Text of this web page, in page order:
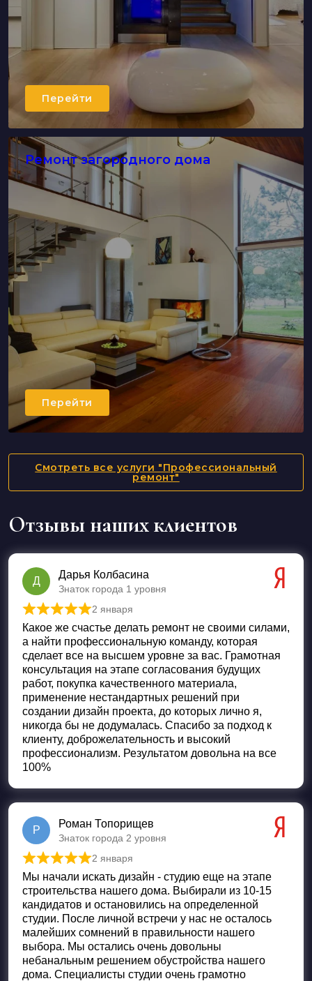
Перейти
Ремонт загородного дома
Перейти
Смотреть все услуги "Профессиональный
ремонт"
Отзывы наших клиентов
Д
Дарья Колбасина
Знаток города 1 уровня
Оценка 5из 5
2 января
Какое же счастье делать ремонт не своими силами,
а найти профессиональную команду, которая
сделает все на высшем уровне за вас. Грамотная
консультация на этапе согласования будущих
работ, покупка качественного материала,
применение нестандартных решений при
создании дизайн проекта, до которых лично я,
никогда бы не додумалась. Спасибо за подход к
клиенту, доброжелательность и высокий
профессионализм. Результатом довольна на все
100%
Р
Роман Топорищев
Знаток города 2 уровня
Оценка 5из 5
2 января
Мы начали искать дизайн - студию еще на этапе
строительства нашего дома. Выбирали из 10-15
кандидатов и остановились на определенной
студии. После личной встречи у нас не осталось
малейших сомнений в правильности нашего
выбора. Мы остались очень довольны
небанальным решением обустройства нашего
дома. Специалисты студии очень грамотно